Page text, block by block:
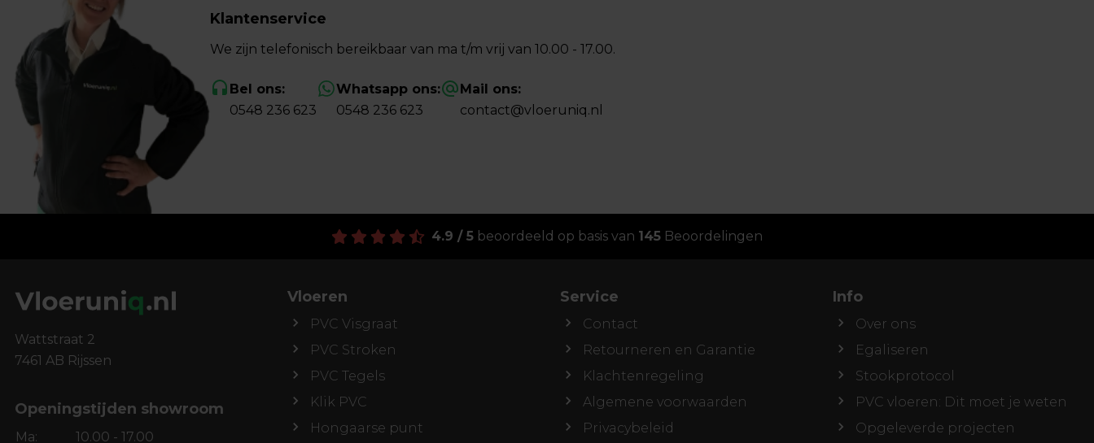
Klantenservice
We zijn telefonisch bereikbaar van ma t/m vrij van 10.00 - 17.00.
Bel ons:
0548 236 623
Whatsapp ons:
0548 236 623
Mail ons:
contact@vloeruniq.nl
4.9 / 5 beoordeeld op basis van 145 Beoordelingen
Wattstraat 2
7461 AB Rijssen
Openingstijden showroom
Ma: 10.00 - 17.00
Vloeren
PVC Visgraat
PVC Stroken
PVC Tegels
Klik PVC
Hongaarse punt
Service
Contact
Retourneren en Garantie
Klachtenregeling
Algemene voorwaarden
Privacybeleid
Info
Over ons
Egaliseren
Stookprotocol
PVC vloeren: Dit moet je weten
Opgeleverde projecten